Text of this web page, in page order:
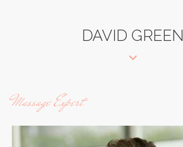
DAVID GREEN
Massage Expert